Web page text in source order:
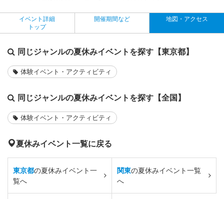
イベント詳細
トップ
開催期間など 地図・アクセス
同じジャンルの夏休みイベントを探す【東京都】
体験イベント・アクティビティ
同じジャンルの夏休みイベントを探す【全国】
体験イベント・アクティビティ
夏休みイベント一覧に戻る
東京都の夏休みイベント一
覧へ
関東の夏休みイベント一覧
へ